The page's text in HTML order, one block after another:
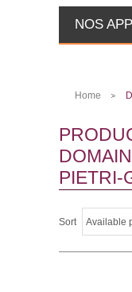
NOS
Home
PIETRI-
Sort